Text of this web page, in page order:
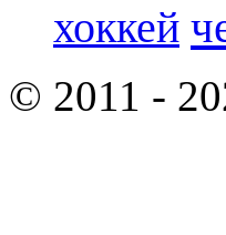
хоккей
© 2011 -